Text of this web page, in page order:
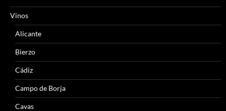
Vinos
Alicante
Bierzo
Cádiz
Campo de Borja
Cavas